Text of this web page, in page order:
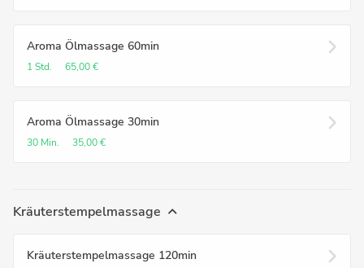
Aroma Ölmassage 60min
1 Std. 65,00 €
Aroma Ölmassage 30min
30 Min. 35,00 €
Kräuterstempelmassage
Kräuterstempelmassage 120min